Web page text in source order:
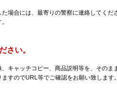
場合には、最寄りの警察に連絡してくだ
さい。
キャッチコピー、商品説明等を、そのま
すのでURL等でご確認をお願い致します